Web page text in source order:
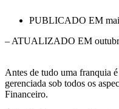
PUBLICADO EM
– ATUALIZADO EM
Antes de tudo uma franquia
gerenciada sob todos os
Financeiro.